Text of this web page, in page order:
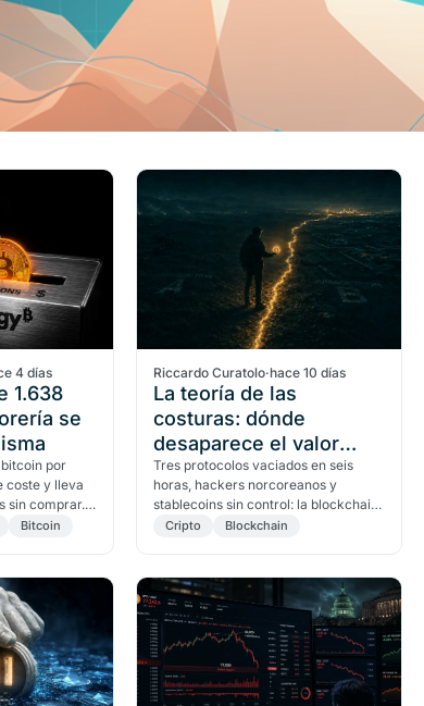
4 días
1.638
se
por
coste y lleva
sin comprar.
tesorería
Bitcoin
Riccardo Curatolo·hace 10 días
La teoría de las
costuras: dónde
desaparece el valor
crypto
Tres protocolos vaciados en seis
horas, hackers norcoreanos y
stablecoins sin control: la blockchain
no fue vulnerada. El modelo de las
Cripto Blockchain